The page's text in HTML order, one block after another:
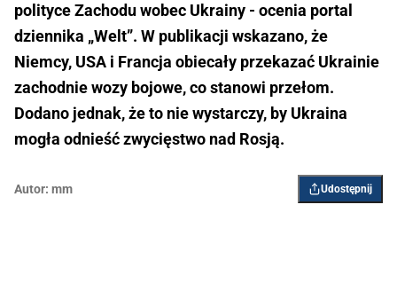
polityce Zachodu wobec Ukrainy - ocenia portal
dziennika „Welt”. W publikacji wskazano, że
Niemcy, USA i Francja obiecały przekazać Ukrainie
zachodnie wozy bojowe, co stanowi przełom.
Dodano jednak, że to nie wystarczy, by Ukraina
mogła odnieść zwycięstwo nad Rosją.
Autor: mm Udostępnij